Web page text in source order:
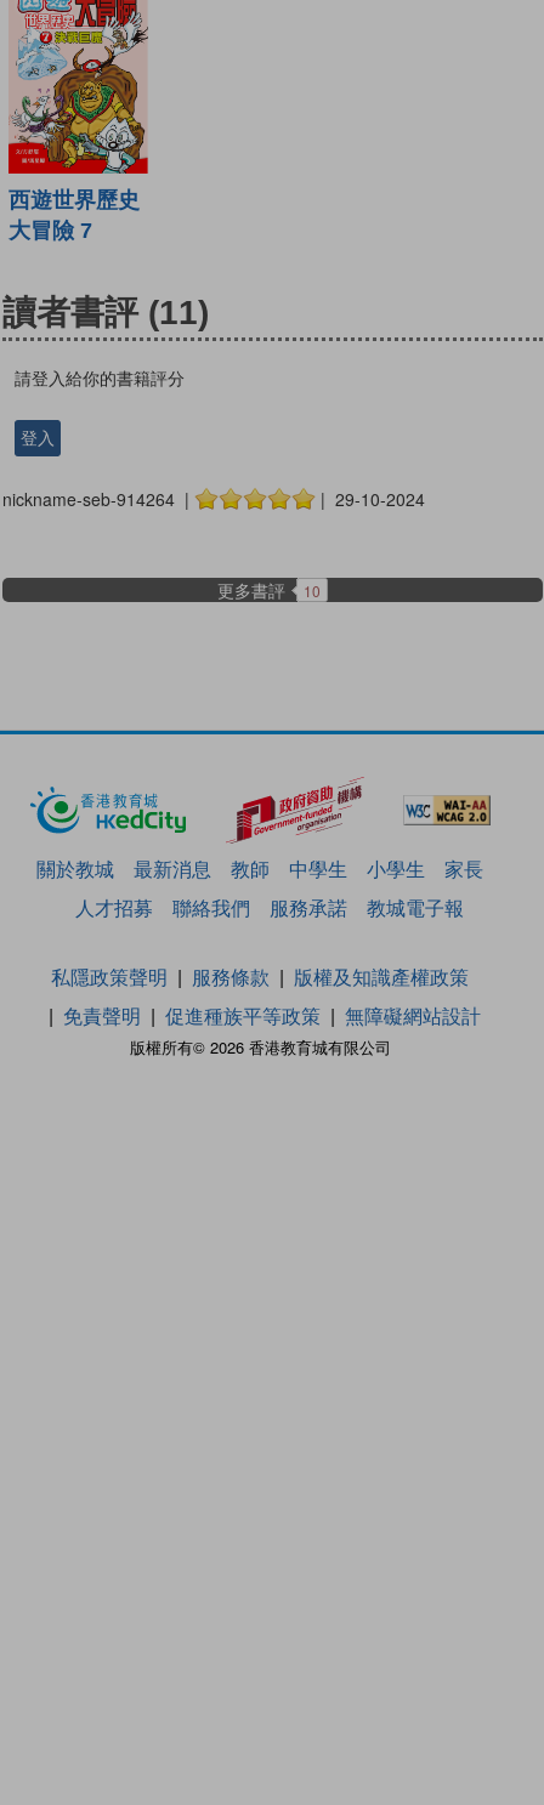
西遊世界歷史
大冒險 7
讀者書評 (11)
請登入給你的書籍評分
登入
nickname-seb-914264 | | 29-10-2024
更多書評 10
關於教城 最新消息 教師 中學生 小學生
家長
人才招募
聯絡我們 服務承諾 教城電子報
版權所有© 2026 香港教育城有限公司
私隱政策聲明 服務條款
版權及知識產權政策
免責聲明
促進種族平等政策 無障礙網站設計